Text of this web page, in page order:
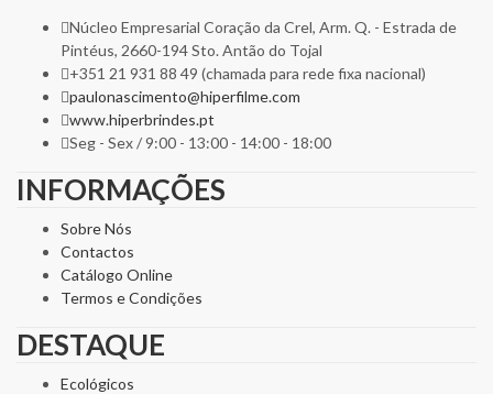
Núcleo Empresarial Coração da Crel, Arm. Q. - Estrada de
Pintéus, 2660-194 Sto. Antão do Tojal
+351 21 931 88 49 (chamada para rede fixa nacional)
paulonascimento@hiperfilme.com
www.hiperbrindes.pt
Seg - Sex / 9:00 - 13:00 - 14:00 - 18:00
INFORMAÇÕES
Sobre Nós
Contactos
Catálogo Online
Termos e Condições
DESTAQUE
Ecológicos